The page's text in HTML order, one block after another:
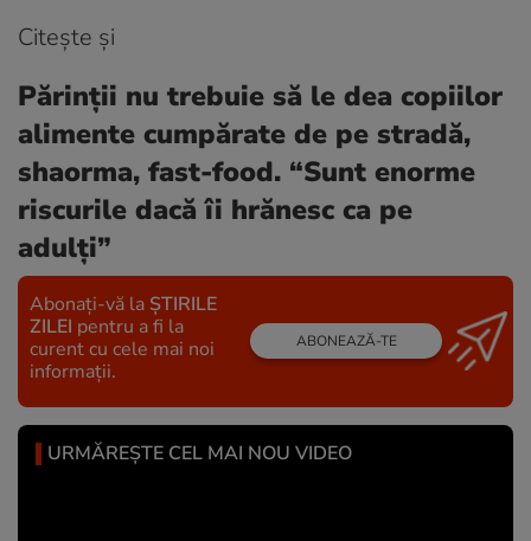
Citește și
Părinții nu trebuie să le dea copiilor
alimente cumpărate de pe stradă,
shaorma, fast-food. “Sunt enorme
riscurile dacă îi hrănesc ca pe
adulți”
Abonați-vă la ȘTIRILE
ZILEI pentru a fi la
curent cu cele mai noi
informații.
ABONEAZĂ-TE
URMĂREȘTE CEL MAI NOU VIDEO